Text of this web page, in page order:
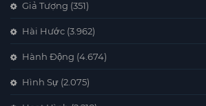
Giả Tượng (351)
Hài Hước (3.962)
Hành Động (4.674)
Hình Sự (2.075)